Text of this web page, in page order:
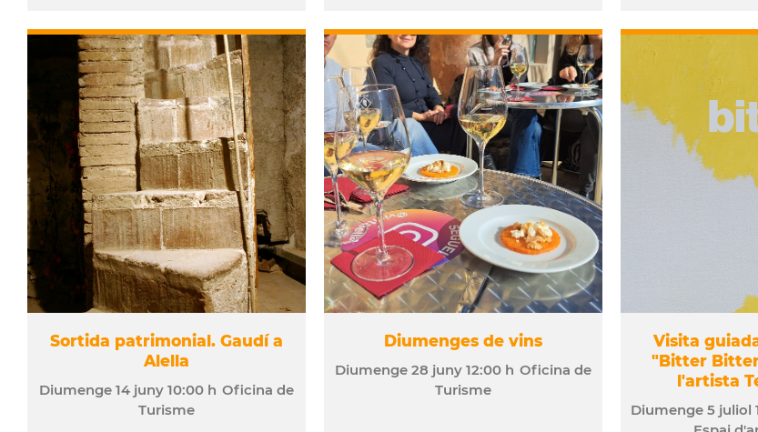
Sortida patrimonial. Gaudí a
Alella
Diumenge 14 juny 10:00 h Oficina de
Turisme
Diumenges de vins
Diumenge 28 juny 12:00 h Oficina de
Turisme
Visita
"Bitter
l'artista
Diumenge 5 juliol